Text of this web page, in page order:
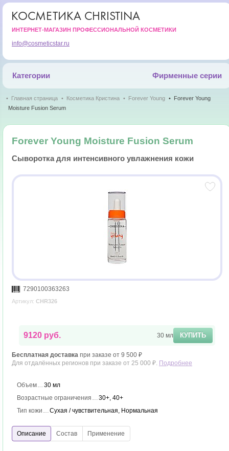
КОСМЕТИКА CHRISTINA
ИНТЕРНЕТ-МАГАЗИН ПРОФЕССИОНАЛЬНОЙ КОСМЕТИКИ
info@cosmeticstar.ru
Категории Фирменные серии
Главная страница Косметика Кристина Forever Young
Forever Young
Moisture Fusion Serum
Forever Young Moisture Fusion Serum
Сыворотка для интенсивного увлажнения кожи
7290100363263
Артикул: CHR326
9120 руб. 30 мл КУПИТЬ
Бесплатная доставка при заказе от 9 500 ₽
Для отдалённых регионов при заказе от 25 000 ₽. Подробнее
Объем
30 мл
Возрастные ограничения
30+, 40+
Тип кожи
Сухая / чувствительная, Нормальная